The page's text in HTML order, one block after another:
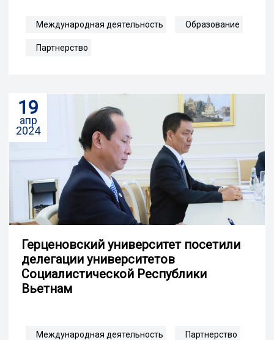
Международная деятельность Образование
Партнерство
19
апр
2024
Герценовский университет посетили
делегации университетов
Социалистической Республики
Вьетнам
Международная деятельность Партнерство